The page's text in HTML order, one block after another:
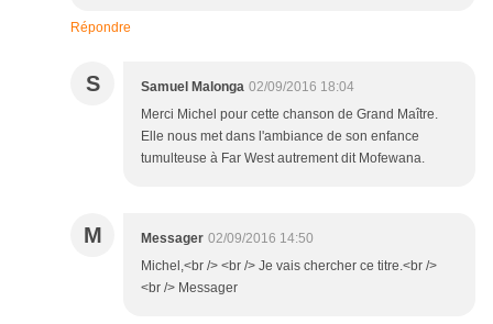
Répondre
S Samuel Malonga 02/09/2016 18:04
Merci Michel pour cette chanson de Grand Maître.
Elle nous met dans l'ambiance de son enfance
tumulteuse à Far West autrement dit Mofewana.
M Messager 02/09/2016 14:50
Michel,<br /> <br /> Je vais chercher ce titre.<br />
<br /> Messager